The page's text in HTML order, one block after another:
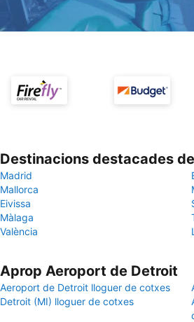
Destinacions destacades
Madrid
Mallorca
Eivissa
Màlaga
València
Aprop Aeroport de Detroit
Aeroport de Detroit lloguer de cotxes
Detroit (MI) lloguer de cotxes